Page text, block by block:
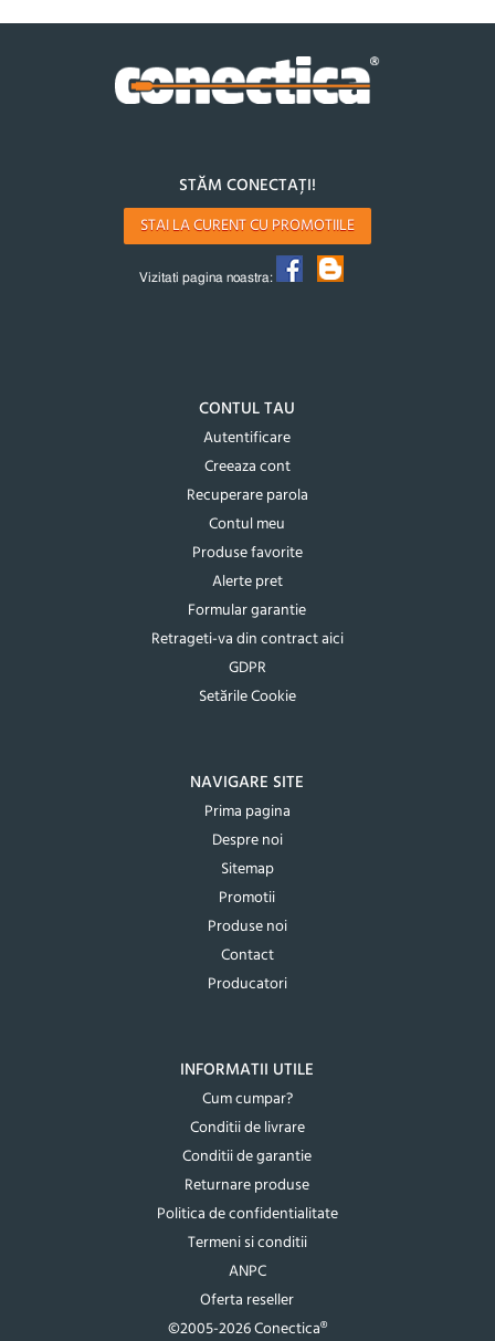
STĂM CONECTAȚI!
STAI LA CURENT CU PROMOTIILE
Vizitati pagina noastra:
CONTUL TAU
Autentificare
Creeaza cont
Recuperare parola
Contul meu
Produse favorite
Alerte pret
Formular garantie
Retrageti-va din contract aici
GDPR
Setările Cookie
NAVIGARE SITE
Prima pagina
Despre noi
Sitemap
Promotii
Produse noi
Contact
Producatori
INFORMATII UTILE
Cum cumpar?
Conditii de livrare
Conditii de garantie
Returnare produse
Politica de confidentialitate
Termeni si conditii
ANPC
Oferta reseller
©2005-2026 Conectica®